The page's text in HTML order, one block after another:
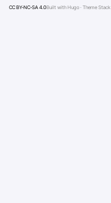
CC BY-NC-SA 4.0Built with Hugo · Theme Stack